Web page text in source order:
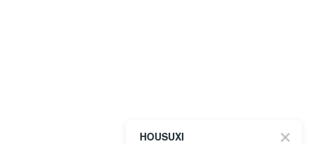
HOUSUXI